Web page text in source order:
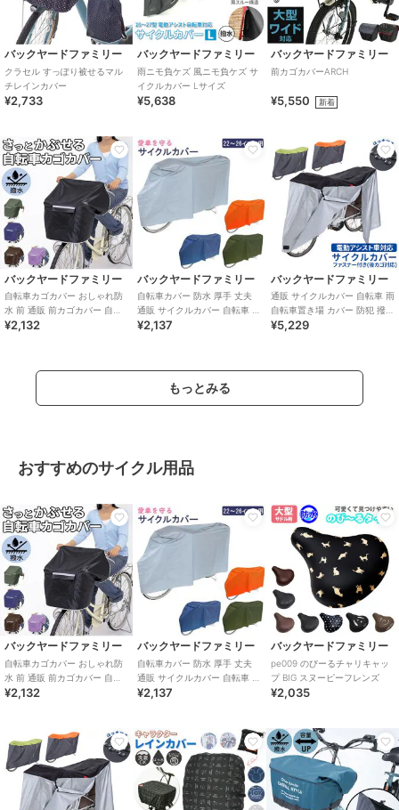
バックヤードファミリー
クラセル すっぽり被せるマル
チレインカバー
¥2,733
バックヤードファミリー
雨ニモ負ケズ 風ニモ負ケズ サ
イクルカバー Lサイズ
¥5,638
バックヤードファミリー
前カゴカバーARCH
¥5,550 新着
バックヤードファミリー
自転車カゴカバー おしゃれ防
水 前 通販 前カゴカバー 自転
車 撥水 はっ水 雨 ホコリ シン
¥2,132
バックヤードファミリー
自転車カバー 防水 厚手 丈夫
通販 サイクルカバー 自転車 雨
自転車置き場 カバー 防犯 撥水
¥2,137
バックヤードファミリー
通販 サイクルカバー 自転車 雨
自転車置き場 カバー 防犯 撥水
はっ水 風飛び防止 飛ばない バ
¥5,229
もっとみる
おすすめのサイクル用品
バックヤードファミリー
自転車カゴカバー おしゃれ防
水 前 通販 前カゴカバー 自転
車 撥水 はっ水 雨 ホコリ シン
¥2,132
バックヤードファミリー
自転車カバー 防水 厚手 丈夫
通販 サイクルカバー 自転車 雨
自転車置き場 カバー 防犯 撥水
¥2,137
バックヤードファミリー
pe009 のびーるチャリキャッ
プ BIG スヌーピーフレンズ
¥2,035